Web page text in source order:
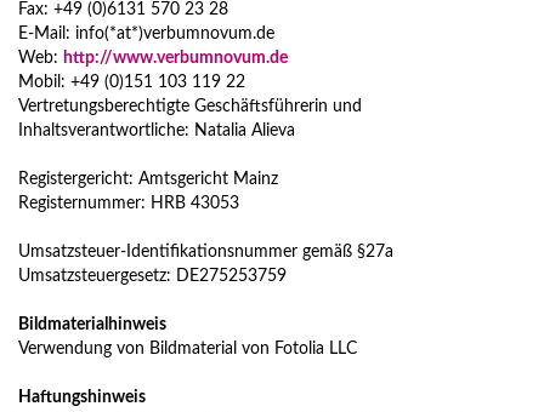
Fax: +49 (0)6131 570 23 28
E-Mail: info(*at*)verbumnovum.de
Web: http://www.verbumnovum.de
Mobil: +49 (0)151 103 119 22
Vertretungsberechtigte Geschäftsführerin und
Inhaltsverantwortliche: Natalia Alieva
Registergericht: Amtsgericht Mainz
Registernummer: HRB 43053
Umsatzsteuer-Identifikationsnummer gemäß §27a
Umsatzsteuergesetz: DE275253759
Bildmaterialhinweis
Verwendung von Bildmaterial von Fotolia LLC
Haftungshinweis